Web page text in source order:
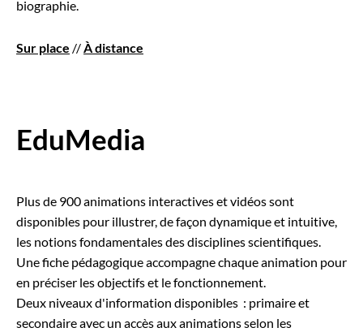
biographie.
Sur place //À distance
EduMedia
Plus de 900 animations interactives et vidéos sont
disponibles pour illustrer, de façon dynamique et intuitive,
les notions fondamentales des disciplines scientifiques.
Une fiche pédagogique accompagne chaque animation pour
en préciser les objectifs et le fonctionnement.
Deux niveaux d'information disponibles : primaire et
secondaire avec un accès aux animations selon les